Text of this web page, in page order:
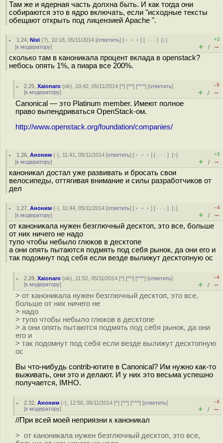
Там же и ядерная часть долхна быть. И как тогда они
собираются это в ядро включать, если "исходные тексты
обещают открыть под лицензией Apache ".
1.24 ,Nixi (?), 10:18, 05/11/2014 [ответить] [ ﹢﹢﹢] [ · · ·][↓]
[к модератору]
+2
+ / –
сколько там в каноникала процент вклада в openstack?
небось опять 1%, а пиара все 200%.
2.25 ,Xaionaro (ok), 10:42, 05/11/2014 [^] [^^] [^^^] [ответить]
[к модератору]
–5
+ / –
Canonical — это Platinum member. Имеют полное
право выпендриваться OpenStack-ом.
http://www.openstack.org/foundation/companies/
1.26 ,Аноним (-), 11:41, 05/11/2014 [ответить] [ ﹢﹢﹢] [ · · ·][↑]
[к модератору]
+3
+ / –
каноникал достал уже развивать и бросать свои
велосипеды, оттягивая внимание и силы разработчиков от
дел
1.27 ,Аноним (-), 11:44, 05/11/2014 [ответить] [ ﹢﹢﹢] [ · · ·][↓]
[к модератору]
–4
+ / –
от каноникала нужен безглючный десктоп, это все, больше
от них ничего не надо
тупо чтобы небыло глюков в десктопе
а они опять пытаются подмять под себя рынок, да они его и
так подомнут под себя если везде вылижут десктопную ос
2.28 ,Xaionaro (ok), 11:52, 05/11/2014 [^] [^^] [^^^] [ответить]
[к модератору]
–4
+ / –
> от каноникала нужен безглючный десктоп, это все,
больше от них ничего не
> надо
> тупо чтобы небыло глюков в десктопе
> а они опять пытаются подмять под себя рынок, да они
его и
> так подомнут под себя если везде вылижут десктопную
ос
Вы что-нибудь contrib-ютите в Canonical? Им нужно как-то
выживать, они это и делают. И у них это весьма успешно
получается, IMHO.
2.32 ,Аноним (-), 12:50, 05/11/2014 [^] [^^] [^^^] [ответить]
[к модератору]
–4
+ / –
//При всей моей неприязни к каноникал
> от каноникала нужен безглючный десктоп, это все,